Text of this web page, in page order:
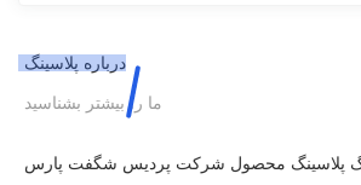
درباره پلاسینگ
ما را بیشتر بشناسید
پلاسینگ محصول شرکت پردیس شگفت پارس